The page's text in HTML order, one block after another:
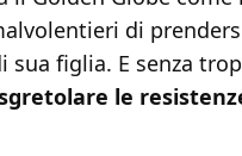
di
figlia. E senza
le